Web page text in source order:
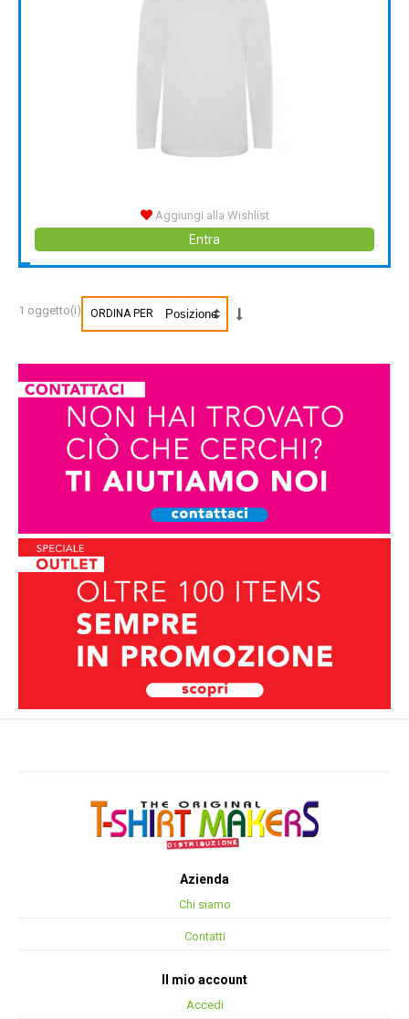
Aggiungi alla Wishlist
Entra
1 oggetto(i) ORDINA PER
Azienda
Chi siamo
Contatti
Il mio account
Accedi